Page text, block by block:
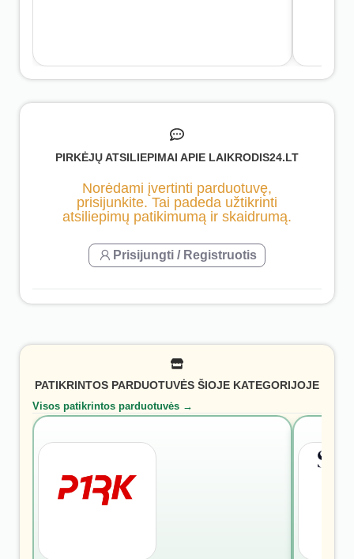
PIRKĖJŲ ATSILIEPIMAI APIE LAIKRODIS24.LT
Norėdami įvertinti parduotuvę,
prisijunkite. Tai padeda užtikrinti
atsiliepimų patikimumą ir skaidrumą.
Prisijungti / Registruotis
PATIKRINTOS PARDUOTUVĖS ŠIOJE KATEGORIJOJE
Visos patikrintos parduotuvės →